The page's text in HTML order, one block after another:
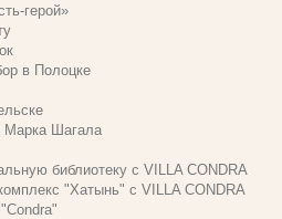
герой»
в Полоцке
Марка Шагала
библиотеку с VILLA CONDRA
"Хатынь" с VILLA CONDRA